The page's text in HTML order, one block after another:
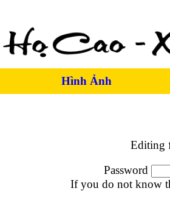
Hình Ảnh
Editing
Password
If you do not know